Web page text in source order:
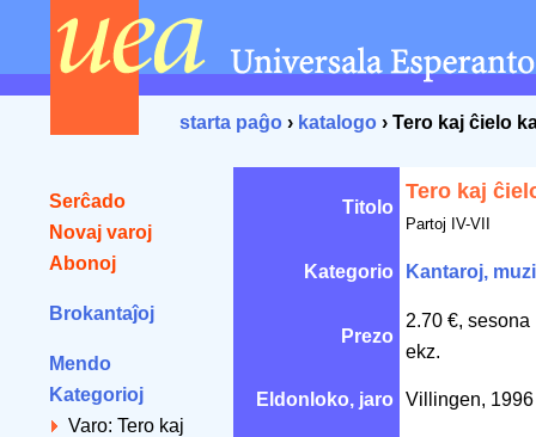
starta paĝo › katalogo › Tero kaj ĉielo
Serĉado
Novaj varoj
Abonoj
Brokantaĵoj
Mendo
Kategorioj
Varo: Tero kaj
Titolo
Tero kaj
Partoj IV-VII
Kategorio Kantaroj,
Prezo
2.70 €,
ekz.
Eldonloko, jaro Villingen,